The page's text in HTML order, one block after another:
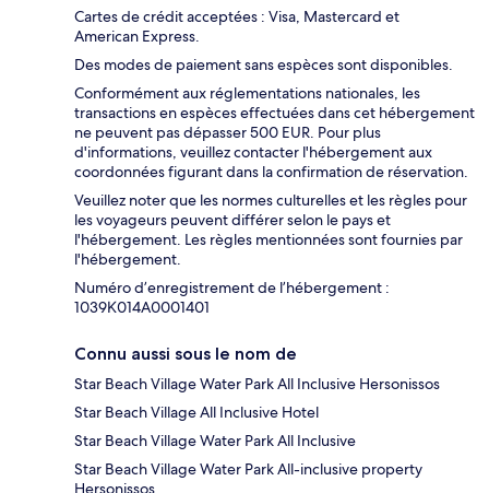
Cartes de crédit acceptées : Visa, Mastercard et
American Express.
Des modes de paiement sans espèces sont disponibles.
Conformément aux réglementations nationales, les
transactions en espèces effectuées dans cet hébergement
ne peuvent pas dépasser 500 EUR. Pour plus
d'informations, veuillez contacter l'hébergement aux
coordonnées figurant dans la confirmation de réservation.
Veuillez noter que les normes culturelles et les règles pour
les voyageurs peuvent différer selon le pays et
l'hébergement. Les règles mentionnées sont fournies par
l'hébergement.
Numéro d’enregistrement de l’hébergement :
1039Κ014A0001401
Connu aussi sous le nom de
Star Beach Village Water Park All Inclusive Hersonissos
Star Beach Village All Inclusive Hotel
Star Beach Village Water Park All Inclusive
Star Beach Village Water Park All-inclusive property
Hersonissos